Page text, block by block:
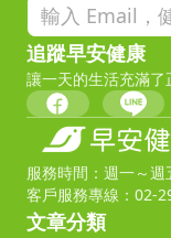
追蹤早安健康
讓一天的生活充滿了
服務時間：週一～
客戶服務專線：02-
文章分類